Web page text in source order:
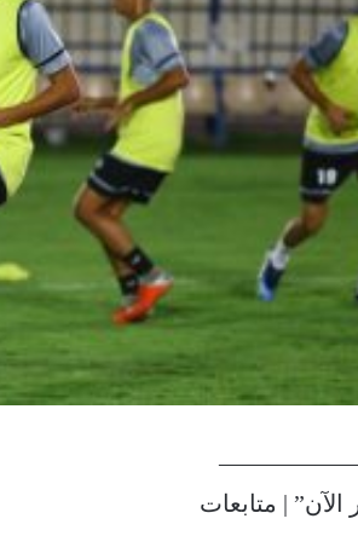
الآن” | متابعات